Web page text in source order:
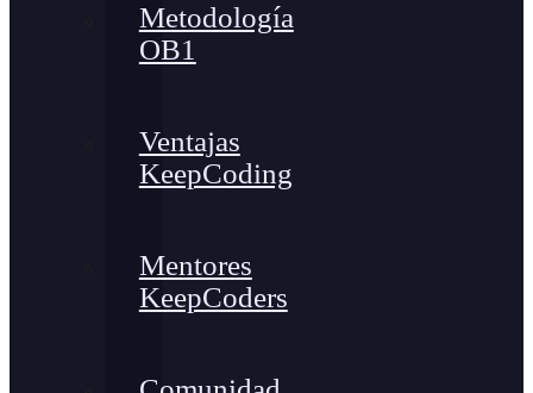
Metodología
OB1
Ventajas
KeepCoding
Mentores
KeepCoders